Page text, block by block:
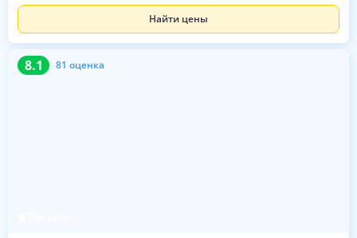
Найти цены
8.1 81 оценка
8.1 81 оценка